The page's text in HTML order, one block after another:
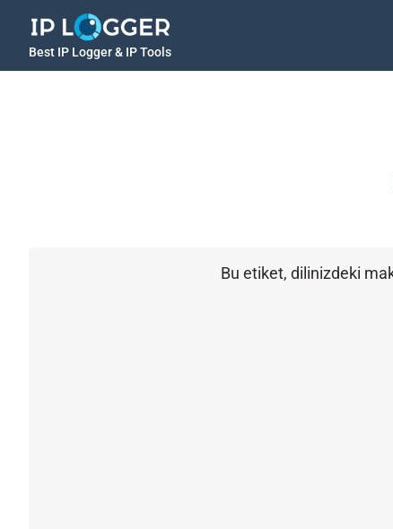
Best IP Logger & IP Tools